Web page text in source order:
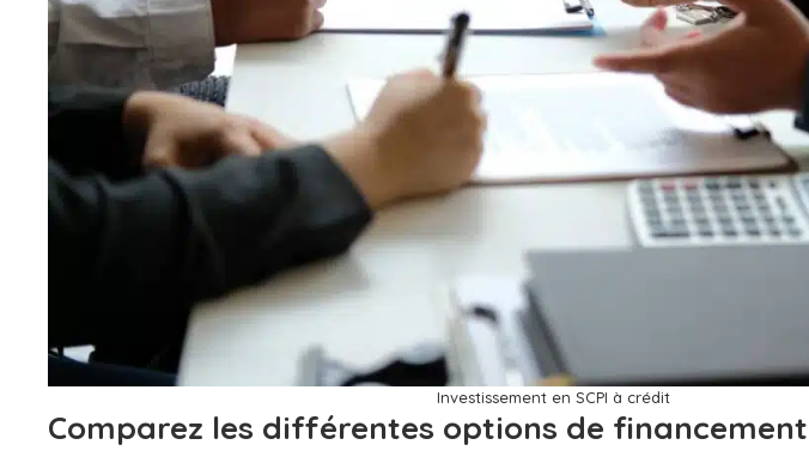
Investissement en SCPI à crédit
Comparez les différentes options de financement